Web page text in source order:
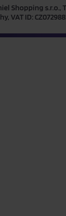
Shopping s.r.o.,
VAT ID: